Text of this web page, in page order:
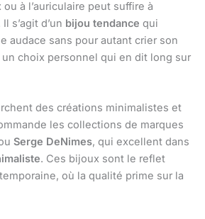
ou à l’auriculaire peut suffire à
s’agit d’un bijou tendance qui
audace sans pour autant crier son
un choix personnel qui en dit long sur
des créations minimalistes et
les collections de marques
Serge DeNimes, qui excellent dans
. Ces bijoux sont le reflet
où la qualité prime sur la